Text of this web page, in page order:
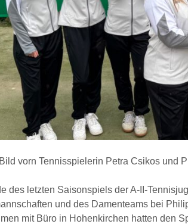
vorn Tennisspielerin Petra Csikos und
des letzten Saisonspiels der A-II-
und des Damenteams bei
mit Büro in Hohenkirchen hatten den